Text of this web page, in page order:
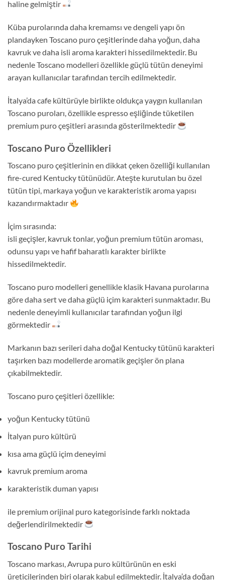
haline gelmiştir
Küba purolarında daha kremamsı ve dengeli yapı ön
plandayken Toscano puro çeşitlerinde daha yoğun, daha
kavruk ve daha isli aroma karakteri hissedilmektedir. Bu
nedenle Toscano modelleri özellikle güçlü tütün deneyimi
arayan kullanıcılar tarafından tercih edilmektedir.
İtalya’da cafe kültürüyle birlikte oldukça yaygın kullanılan
Toscano puroları, özellikle espresso eşliğinde tüketilen
premium puro çeşitleri arasında gösterilmektedir
Toscano Puro Özellikleri
Toscano puro çeşitlerinin en dikkat çeken özelliği kullanılan
fire-cured Kentucky tütünüdür. Ateşte kurutulan bu özel
tütün tipi, markaya yoğun ve karakteristik aroma yapısı
kazandırmaktadır
İçim sırasında:
isli geçişler, kavruk tonlar, yoğun premium tütün aroması,
odunsu yapı ve hafif baharatlı karakter birlikte
hissedilmektedir.
Toscano puro modelleri genellikle klasik Havana purolarına
göre daha sert ve daha güçlü içim karakteri sunmaktadır. Bu
nedenle deneyimli kullanıcılar tarafından yoğun ilgi
görmektedir
Markanın bazı serileri daha doğal Kentucky tütünü karakteri
taşırken bazı modellerde aromatik geçişler ön plana
çıkabilmektedir.
Toscano puro çeşitleri özellikle:
yoğun Kentucky tütünü
İtalyan puro kültürü
kısa ama güçlü içim deneyimi
kavruk premium aroma
karakteristik duman yapısı
ile premium orijinal puro kategorisinde farklı noktada
değerlendirilmektedir
Toscano Puro Tarihi
Toscano markası, Avrupa puro kültürünün en eski
üreticilerinden biri olarak kabul edilmektedir. İtalya’da doğan